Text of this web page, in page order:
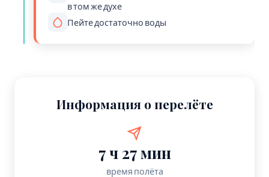
в том же духе
Пейте достаточно воды
Информация о перелёте
7 ч 27 мин
время полёта